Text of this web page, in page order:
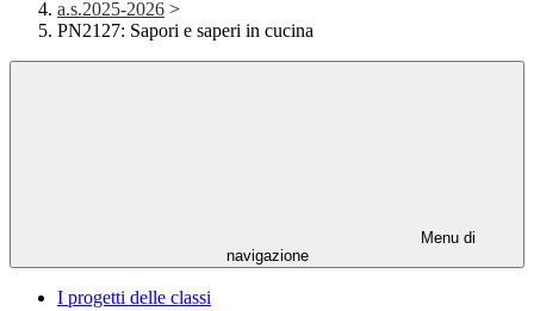
a.s.2025-2026 >
PN2127: Sapori e saperi in cucina
Menu di
navigazione
I progetti delle classi